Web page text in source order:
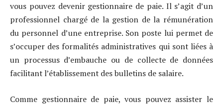
vous pouvez devenir gestionnaire de paie. Il s’agit d’un
professionnel chargé de la gestion de la rémunération
du personnel d’une entreprise. Son poste lui permet de
s’occuper des formalités administratives qui sont liées à
un processus d’embauche ou de collecte de données
facilitant l’établissement des bulletins de salaire.
Comme gestionnaire de paie, vous pouvez assister le